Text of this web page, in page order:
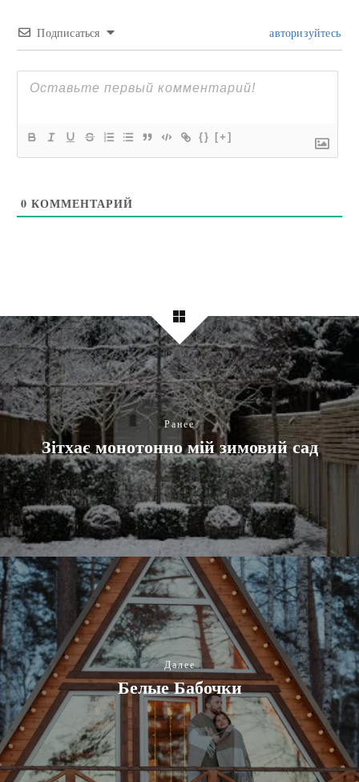
Подписаться авторизуйтесь
{} [+]
0 КОММЕНТАРИЙ
Ранее
Зітхає монотонно мій зимовий сад
Далее
Белые Бабочки